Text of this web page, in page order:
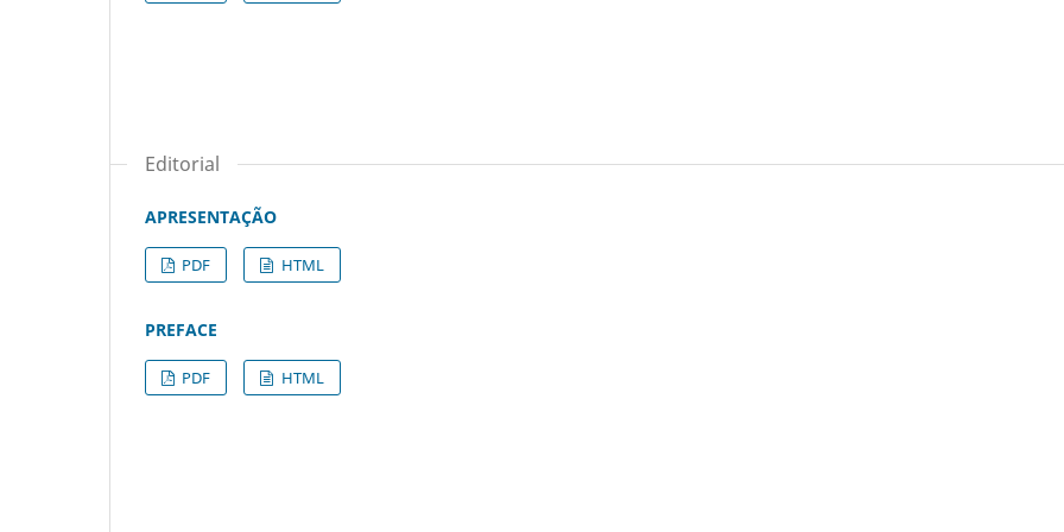
Editorial
APRESENTAÇÃO
PDF HTML
PREFACE
PDF HTML